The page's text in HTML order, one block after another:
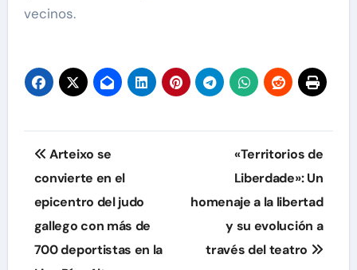
vecinos.
Navegación
de
entradas
Arteixo se
convierte en el
epicentro del judo
gallego con más de
700 deportistas en la
«Territorios de
Liberdade»: Un
homenaje a la libertad
y su evolución a
través del teatro